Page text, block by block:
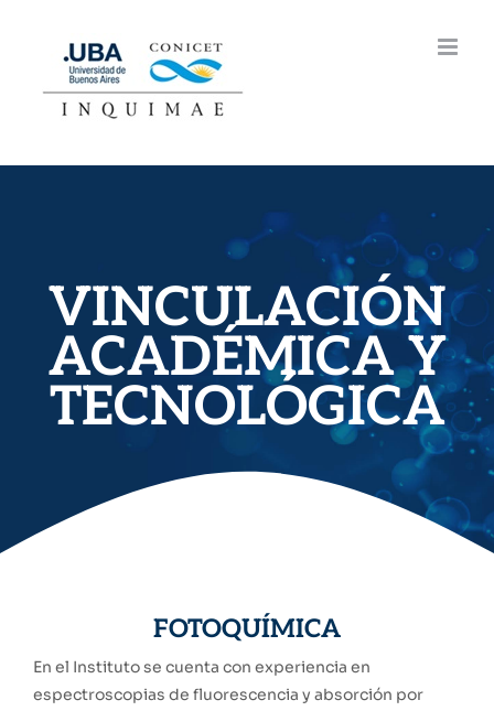
VINCULACIÓN
ACADÉMICA Y
TECNOLÓGICA
FOTOQUÍMICA
En el Instituto se cuenta con experiencia en
espectroscopias de fluorescencia y absorción por